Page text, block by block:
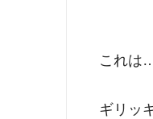
これは
ギリッ